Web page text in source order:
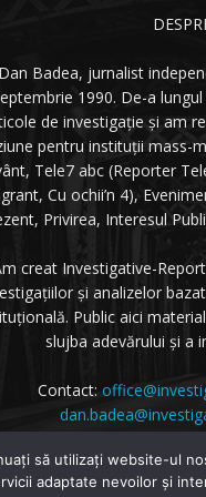
Badea, jurnalist
1990. De-a
de investigație și am
pentru instituții mass-
Tele7 abc (Reporter
Cu ochii’n 4),
Privirea, Interesul
creat Investigative-
și analizelor
Public aici
slujba adevărului și a
Contact:
Investigative-Report.ro.
să utilizați website-ul
adaptate nevoilor și